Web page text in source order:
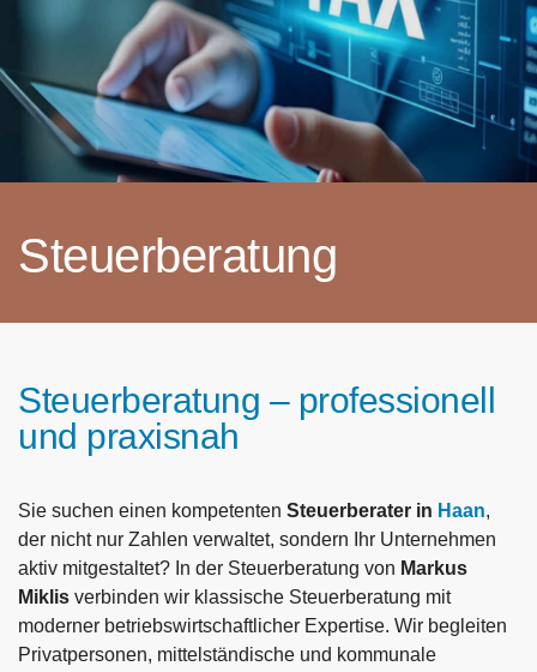
Steuerberatung
Steuerberatung – professionell
und praxisnah
Sie suchen einen kompetenten Steuerberater in Haan,
der nicht nur Zahlen verwaltet, sondern Ihr Unternehmen
aktiv mitgestaltet? In der Steuerberatung von Markus
Miklis verbinden wir klassische Steuerberatung mit
moderner betriebswirtschaftlicher Expertise. Wir begleiten
Privatpersonen, mittelständische und kommunale